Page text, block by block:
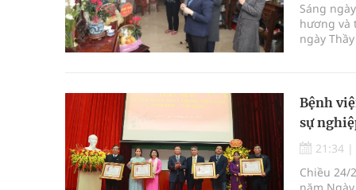
Sáng
hương và
ngày
Bệnh
sự
21:34 |
Chiều 24/